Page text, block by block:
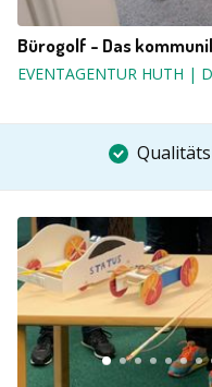
Bürogolf - Das
EVENTAGENTUR HUTH |